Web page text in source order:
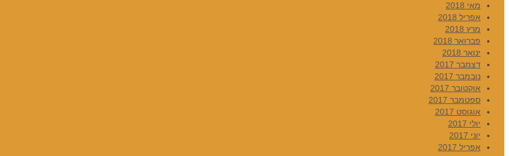
מאי 2018
אפריל 2018
מרץ 2018
פברואר 2018
ינואר 2018
דצמבר 2017
נובמבר 2017
אוקטובר 2017
ספטמבר 2017
אוגוסט 2017
יולי 2017
יוני 2017
אפריל 2017